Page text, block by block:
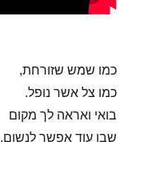
כמו שמש שזורחת,
כמו צל אשר נופל.
בואי ואראה לך מקום
שבו עוד אפשר לנשום.